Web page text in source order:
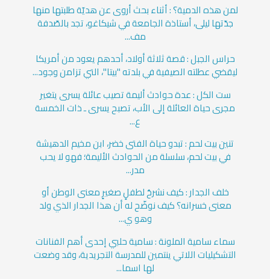
لمن هذه الدمية؟ : أثناء بحث أروى عن هديّة طلبتها منها
جدّتها ليلى، أستاذة الجامعة في شيكاغو، تجد بالصّدفة
مف...
حراس الجبل : قصة ثلاثة أولاد، أحدهم يعود من أمريكا
ليقضي عطلته الصيفية في بلدته "بيتا"، التي تزامن وجود...
ست الكل : عدة حوادث أليمة تصيب عائلة يسرى يتغير
مجرى حياة العائلة إلى الأب، تصبح يسرى ـ ذات الخمسة
ع...
تنين بيت لحم : تبدو حياة الفتى خضر، ابن مخيم الدهيشة
في بيت لحم، سلسلة من الحوادث الأليمة؛ فهو لا يحب
مدر...
خلف الجدار : كيف نشرحُ لطفلٍ صغيرٍ معنى الوطن أو
معنى خسرانه؟ كيف نوضّح له أن هذا الجدار الذي ولد
وهو ي...
سماء سامية الملونة : سامية حلبي إحدى أهم الفنانات
التشكيليات اللاتي ينتمين للمدرسة التجريدية، وقد وضعت
لها اسما...